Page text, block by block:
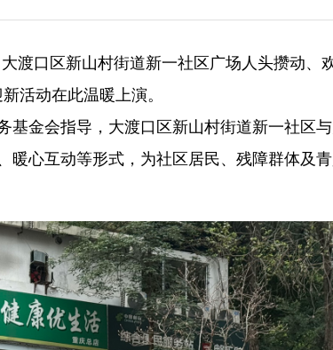
渡口区新山村街道新一社区广场人头攒动、
活动在此温暖上演。
基金会指导，大渡口区新山村街道新一社区
暖心互动等形式，为社区居民、残障群体及